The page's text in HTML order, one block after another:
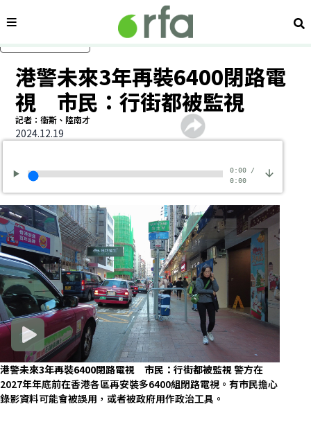
內容分類 搜
港警未來3年再裝6400閉路電
視 市民：行街都被監視
記者：衞斯、陸南才
2024.12.19
0:00/
0:00
港警未來3年再裝6400閉路電視 市民：行街都被監視警方在
2027年年底前在香港各區再安裝多6400組閉路電視。有市民擔心
錄影資料可能會被誤用，或者被政府用作政治工具。